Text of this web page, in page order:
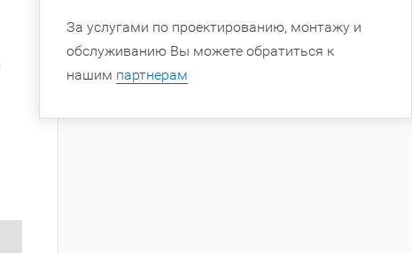
За услугами по проектированию, монтажу и
обслуживанию Вы можете обратиться к
нашим партнерам